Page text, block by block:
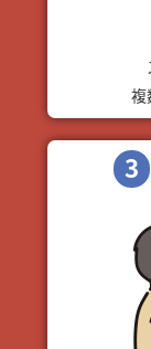
複
3